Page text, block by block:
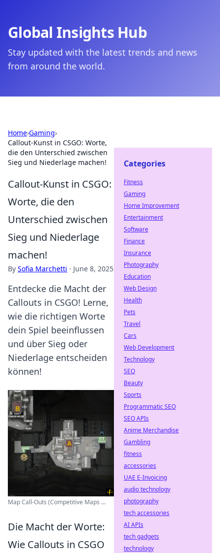
Global Insights Hub
Stay updated with the latest trends and news
from around the world.
Home›Gaming›
Callout-Kunst in CSGO: Worte,
die den Unterschied zwischen
Sieg und Niederlage machen!
Callout-Kunst in CSGO:
Worte, die den
Unterschied zwischen
Sieg und Niederlage
machen!
By Sofia Marchetti · June 8, 2025
Entdecke die Macht der
Callouts in CSGO! Lerne,
wie die richtigen Worte
dein Spiel beeinflussen
und über Sieg oder
Niederlage entscheiden
können!
Map Call-Outs (Competitive Maps ...
Die Macht der Worte:
Wie Callouts in CSGO
Categories
Fitness
Gaming
Home Improvement
Entertainment
Software
Finance
Insurance
Photography
Education
Web Design
Health
Pets
Travel
Cars
Web Development
Technology
SEO
Beauty
Sports
Programmatic SEO
SEO APIs
Anime Merchandise
Gambling
fitness
accessories
UAE E-Invoicing
audio technology
photography
tech accessories
AI APIs
tech gadgets
technology